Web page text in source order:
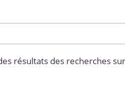
résultats des recherches